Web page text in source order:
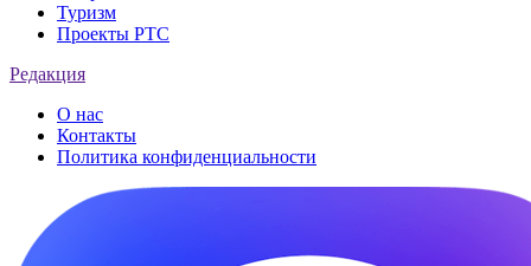
Туризм
Проекты РТС
Редакция
О нас
Контакты
Политика конфиденциальности